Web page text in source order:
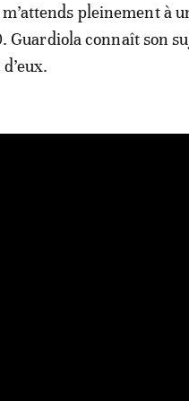
pleinement à
Guardiola connaît son